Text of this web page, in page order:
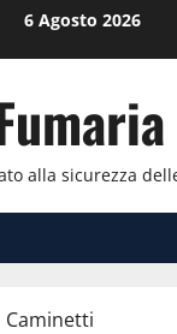
6 Agosto 2026
alla sicurezza
Caminetti